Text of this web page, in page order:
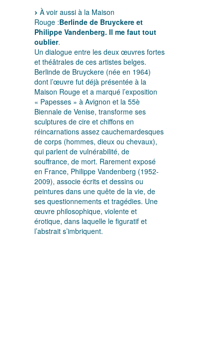
À voir aussi à la Maison
Rouge :Berlinde de Bruyckere et
Philippe Vandenberg. Il me faut tout
oublier.
Un dialogue entre les deux œuvres fortes
et théâtrales de ces artistes belges.
Berlinde de Bruyckere (née en 1964)
dont l’œuvre fut déjà présentée à la
Maison Rouge et a marqué l’exposition
« Papesses » à Avignon et la 55è
Biennale de Venise, transforme ses
sculptures de cire et chiffons en
réincarnations assez cauchemardesques
de corps (hommes, dieux ou chevaux),
qui parlent de vulnérabilité, de
souffrance, de mort. Rarement exposé
en France, Philippe Vandenberg (1952-
2009), associe écrits et dessins ou
peintures dans une quête de la vie, de
ses questionnements et tragédies. Une
œuvre philosophique, violente et
érotique, dans laquelle le figuratif et
l’abstrait s’imbriquent.